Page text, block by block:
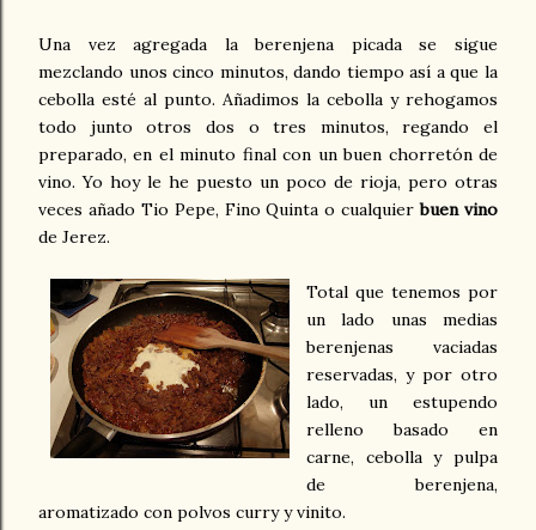
Una vez agregada la berenjena picada se sigue
mezclando unos cinco minutos, dando tiempo así a que la
cebolla esté al punto. Añadimos la cebolla y rehogamos
todo junto otros dos o tres minutos, regando el
preparado, en el minuto final con un buen chorretón de
vino. Yo hoy le he puesto un poco de rioja, pero otras
veces añado Tio Pepe, Fino Quinta o cualquierbuen vino
de Jerez.
Total que tenemos por
un lado unas medias
berenjenas vaciadas
reservadas, y por otro
lado, un estupendo
relleno basado en
carne, cebolla y pulpa
de berenjena,
aromatizado con polvos curry y vinito.